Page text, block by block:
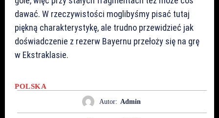
dawać. W rzeczywistości moglibyśmy pisać tutaj
piękną charakterystykę, ale trudno przewidzieć jak
doświadczenie z rezerw Bayernu przełoży się na grę
w Ekstraklasie.
POLSKA
Autor: Admin